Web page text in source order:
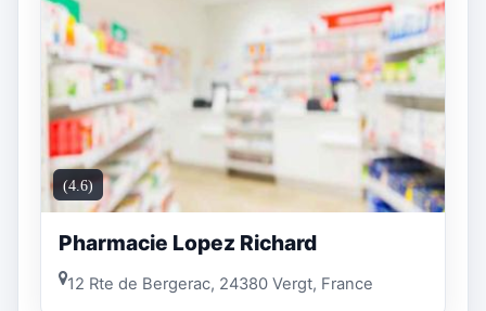
(4.6)
Pharmacie Lopez Richard
12 Rte de Bergerac, 24380 Vergt, France